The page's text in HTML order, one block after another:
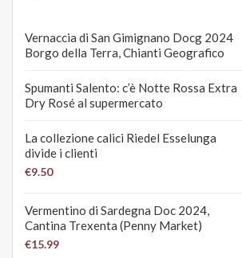
Vernaccia di San Gimignano Docg 2024
Borgo della Terra, Chianti Geografico
Spumanti Salento: c’è Notte Rossa Extra
Dry Rosé al supermercato
La collezione calici Riedel Esselunga
divide i clienti
€9.50
Vermentino di Sardegna Doc 2024,
Cantina Trexenta (Penny Market)
€15.99